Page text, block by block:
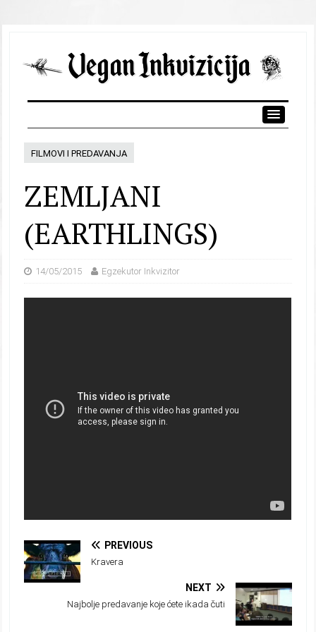
FILMOVI I PREDAVANJA
ZEMLJANI
(EARTHLINGS)
14/05/2015 Egzekutor Inkvizitor
PREVIOUS
Kravera
NEXT
Najbolje predavanje koje ćete ikada čuti